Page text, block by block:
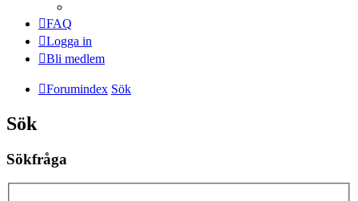
FAQ
Logga in
Bli medlem
Forumindex Sök
Sök
Sökfråga